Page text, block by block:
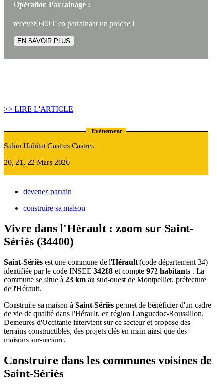
Opération Parrainage :
recevez 600 € en parrainant un proche !
EN SAVOIR PLUS
>> LIRE L'ARTICLE
Événement
Salon Habitat Castres Castres
20, 21, 22 Mars 2026
devenez parrain
construire sa maison
Vivre dans l'Hérault : zoom sur Saint-
Sériès (34400)
Saint-Sériès est une commune de l'Hérault (code département 34)
identifiée par le code INSEE 34288 et compte 972 habitants . La
commune se situe à 23 km au sud-ouest de Montpellier, préfecture
de l'Hérault.
Construire sa maison à Saint-Sériès permet de bénéficier d'un cadre
de vie de qualité dans l'Hérault, en région Languedoc-Roussillon.
Demeures d'Occitanie intervient sur ce secteur et propose des
terrains constructibles, des projets clés en main ainsi que des
maisons sur-mesure.
Construire dans les communes voisines de
Saint-Sériès